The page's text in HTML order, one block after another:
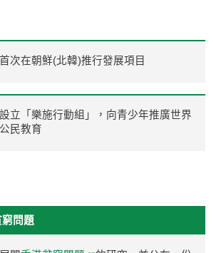
首次在朝鮮(北韓)推行發展項目
設立「樂施行動組」，向青少年推廣世界
公民教育
問題